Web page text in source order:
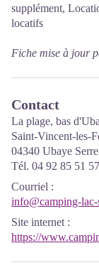
supplément,
locatifs
Fiche mise à jour
Contact
La plage, bas
Saint-Vincent-les-
04340 Ubaye
Tél. 04 92 85 51 57
Courriel :
info@camping-
Site internet :
https://